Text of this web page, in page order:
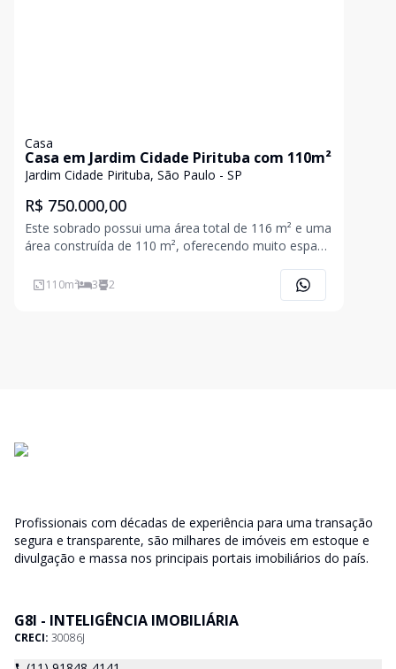
Casa
Casa em Jardim Cidade Pirituba com 110m²
Jardim Cidade Pirituba, São Paulo - SP
R$ 750.000,00
Este sobrado possui uma área total de 116 m² e uma
área construída de 110 m², oferecendo muito espaço
110m² 3 2
Profissionais com décadas de experiência para uma transação
segura e transparente, são milhares de imóveis em estoque e
divulgação e massa nos principais portais imobiliários do país.
G8I - INTELIGÊNCIA IMOBILIÁRIA
CRECI: 30086J